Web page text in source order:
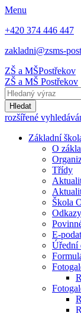
Menu
+420 374 446 447
zakladni@zsms-
ZŠ a MŠPostřekov
ZŠ a MŠ Postřekov
Hledat
rozšířené
Základní
O
Třídy
Škola
Odkazy
E-
Úřední